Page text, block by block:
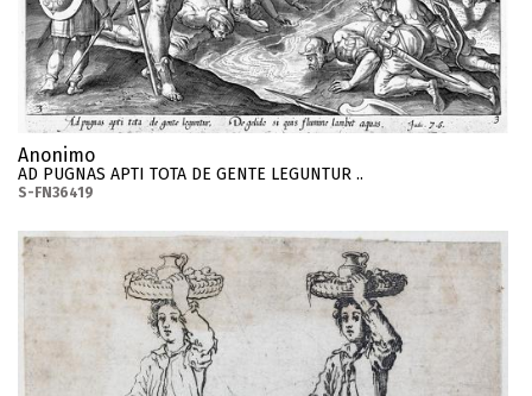
Anonimo
AD PUGNAS APTI TOTA DE GENTE LEGUNTUR ..
S-FN36419